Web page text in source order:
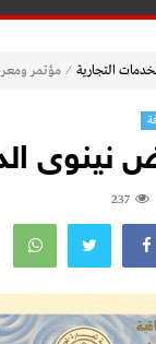
التجارية ⁄ مؤتمر
نينوى
237